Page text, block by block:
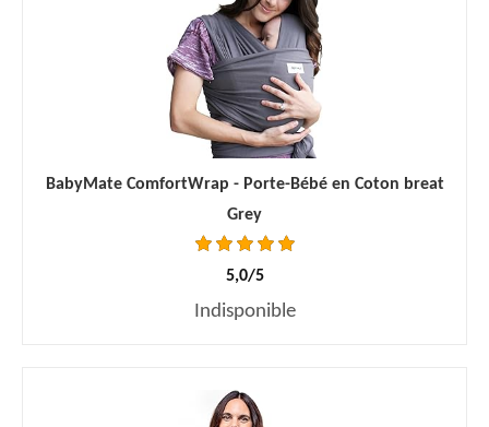
BabyMate ComfortWrap - Porte-Bébé en Coton breat
Grey
5,0/5
Indisponible